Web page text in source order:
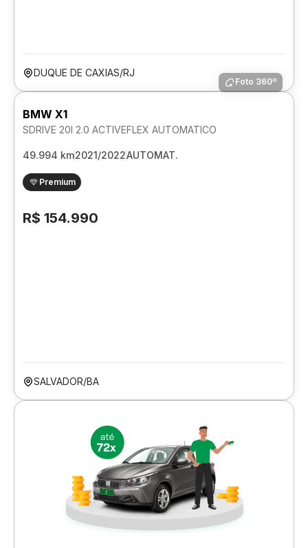
DUQUE DE CAXIAS/RJ
Foto 360º
BMW X1
SDRIVE 20I 2.0 ACTIVEFLEX AUTOMATICO
49.994 km2021/2022AUTOMAT.
Premium
R$ 154.990
SALVADOR/BA